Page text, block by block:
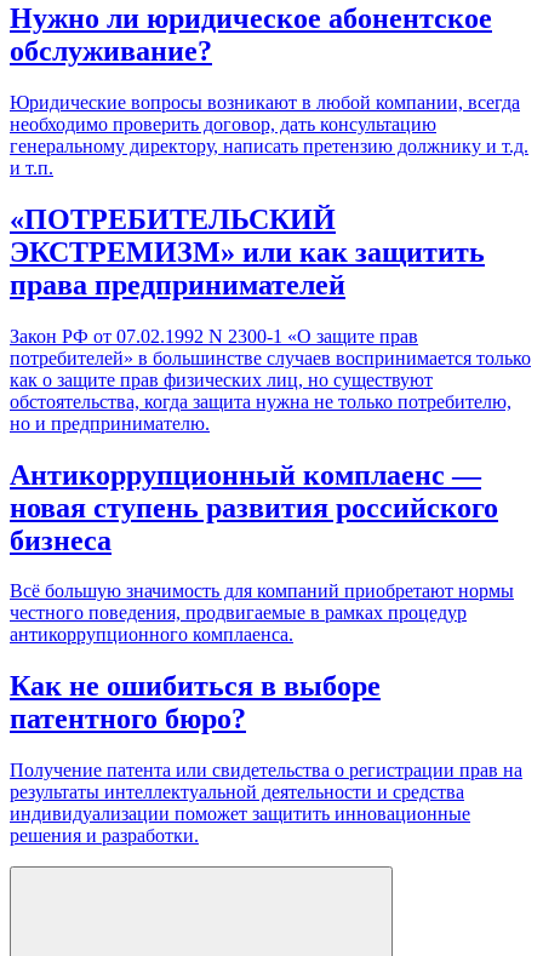
Нужно ли юридическое абонентское
обслуживание?
Юридические вопросы возникают в любой компании, всегда
необходимо проверить договор, дать консультацию
генеральному директору, написать претензию должнику и т.д.
и т.п.
«ПОТРЕБИТЕЛЬСКИЙ
ЭКСТРЕМИЗМ» или как защитить
права предпринимателей
Закон РФ от 07.02.1992 N 2300-1 «О защите прав
потребителей» в большинстве случаев воспринимается только
как о защите прав физических лиц, но существуют
обстоятельства, когда защита нужна не только потребителю,
но и предпринимателю.
Антикоррупционный комплаенс —
новая ступень развития российского
бизнеса
Всё большую значимость для компаний приобретают нормы
честного поведения, продвигаемые в рамках процедур
антикоррупционного комплаенса.
Как не ошибиться в выборе
патентного бюро?
Получение патента или свидетельства о регистрации прав на
результаты интеллектуальной деятельности и средства
индивидуализации поможет защитить инновационные
решения и разработки.